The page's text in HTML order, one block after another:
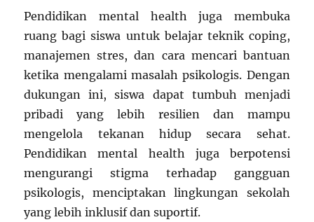
Pendidikan mental health juga membuka
ruang bagi siswa untuk belajar teknik coping,
manajemen stres, dan cara mencari bantuan
ketika mengalami masalah psikologis. Dengan
dukungan ini, siswa dapat tumbuh menjadi
pribadi yang lebih resilien dan mampu
mengelola tekanan hidup secara sehat.
Pendidikan mental health juga berpotensi
mengurangi stigma terhadap gangguan
psikologis, menciptakan lingkungan sekolah
yang lebih inklusif dan suportif.